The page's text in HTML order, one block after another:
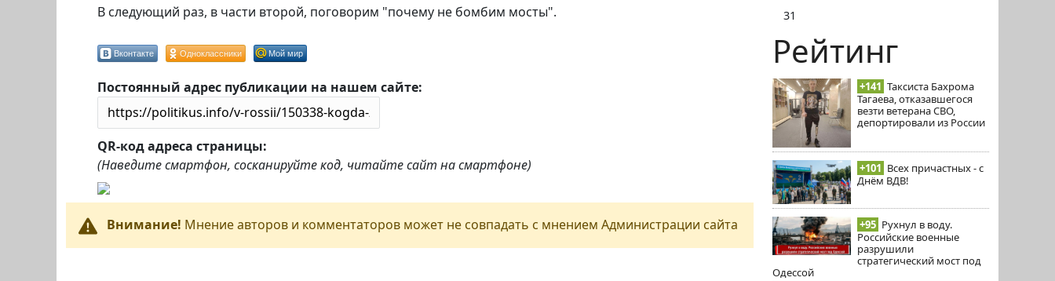
31
Рейтинг
+141 Таксиста Бахрома
Тагаева, отказавшегося
везти ветерана СВО,
депортировали из России
+101 Всех причастных - с
Днём ВДВ!
+95 Рухнул в воду.
Российские военные
разрушили
стратегический мост под
Одессой
В следующий раз, в части второй, поговорим "почему не бомбим мосты".
Вконтакте Одноклассники Мой мир
Постоянный адрес публикации на нашем сайте:
QR-код адреса страницы:
(Наведите смартфон, сосканируйте код, читайте сайт на смартфоне)
Внимание! Мнение авторов и комментаторов может не совпадать с мнением Администрации сайта